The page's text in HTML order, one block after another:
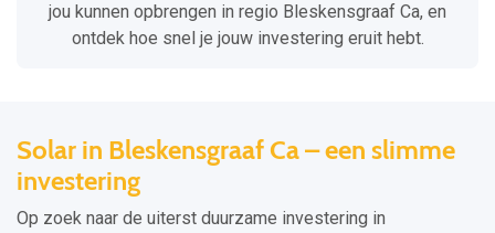
jou kunnen opbrengen in regio Bleskensgraaf Ca, en
ontdek hoe snel je jouw investering eruit hebt.
Solar in Bleskensgraaf Ca – een slimme
investering
Op zoek naar de uiterst duurzame investering in